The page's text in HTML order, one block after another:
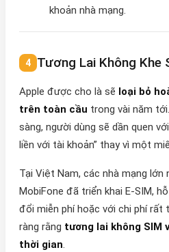
khoản nhà mạng.
Tương Lai Không Khe
Apple được cho là sẽ loại bỏ
trên toàn cầu trong vài năm
sàng, người dùng sẽ dần quen
liền với tài khoản” thay vì một
Tại Việt Nam, các nhà mạng lớn
MobiFone đã triển khai E-SIM,
đổi miễn phí hoặc với chi phí rất
ràng rằng tương lai không SIM
thời gian.